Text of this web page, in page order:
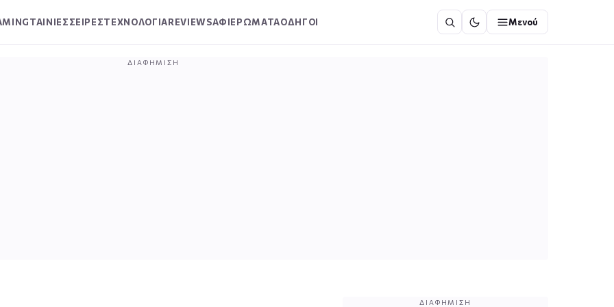
ΤΑΙΝΙΕΣΣΕΙΡΕΣΤΕΧΝΟΛΟΓΙΑREVIEWSΑΦΙΕΡΩΜΑΤΑΟΔΗΓΟΙ Μενού
ΔΙΑΦΉΜΙΣΗ
ΔΙΑΦΉΜΙΣΗ